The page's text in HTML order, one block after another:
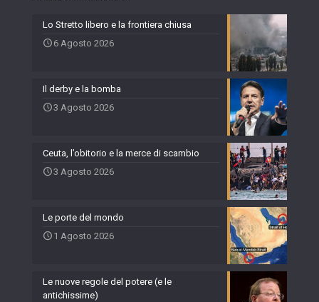
Lo Stretto libero e la frontiera chiusa
6 Agosto 2026
Il derby e la bomba
3 Agosto 2026
Ceuta, l’obitorio e la merce di scambio
3 Agosto 2026
Le porte del mondo
1 Agosto 2026
Le nuove regole del potere (e le
antichissime)